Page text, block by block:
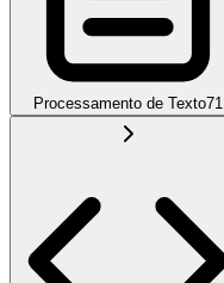
Processamento de Texto71